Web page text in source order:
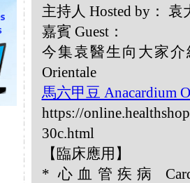
主持人 Hosted by：
嘉賓 Guest：
今集袁醫生向大家介
Orientale
馬六甲豆 Anacardium
https://
30c.html
【臨床應用】
* 心血管疾病